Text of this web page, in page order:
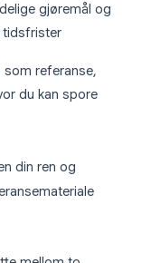
gjøremål og
tidsfrister
som referanse,
du kan spore
din ren og